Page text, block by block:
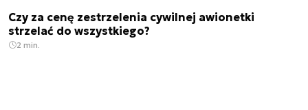
Czy za cenę zestrzelenia cywilnej awionetki
strzelać do wszystkiego?
2 min.